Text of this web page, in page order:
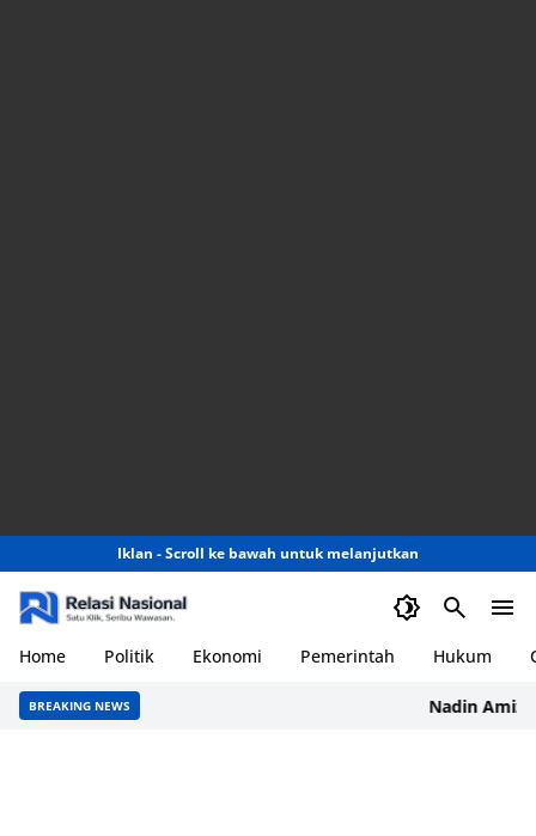
Iklan - Scroll ke bawah untuk melanjutkan
Home Politik Ekonomi Pemerintah Hukum
BREAKING NEWS Nadin